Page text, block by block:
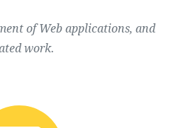
of Web applications, and
work.